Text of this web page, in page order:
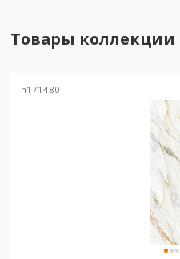
Товары коллекции
n171480